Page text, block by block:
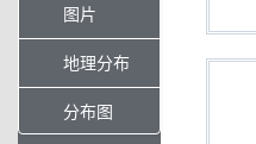
图片
地理分布
分布图